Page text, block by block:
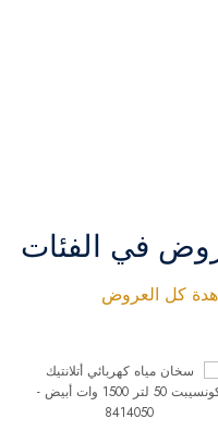
في الفئات
كل العروض